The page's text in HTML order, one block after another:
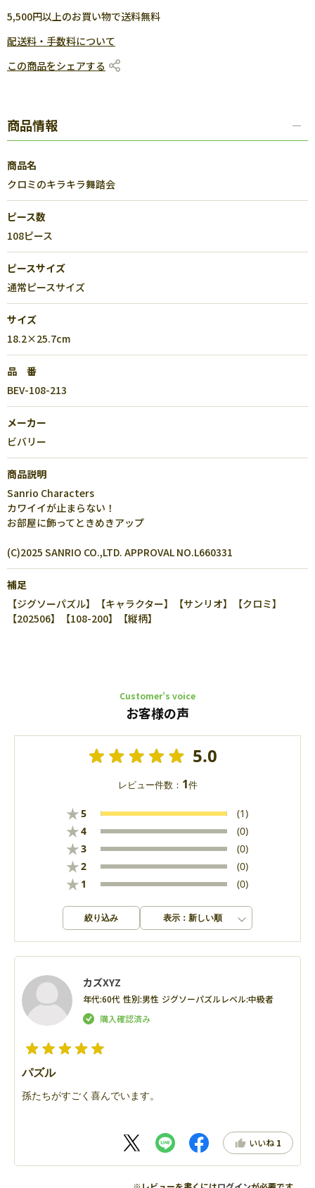
5,500円以上のお買い物で送料無料
配送料・手数料について
この商品をシェアする
商品情報
商品名
クロミのキラキラ舞踏会
ピース数
108ピース
ピースサイズ
通常ピースサイズ
サイズ
18.2×25.7cm
品 番
BEV-108-213
メーカー
ビバリー
商品説明
Sanrio Characters
カワイイが止まらない！
お部屋に飾ってときめきアップ
(C)2025 SANRIO CO.,LTD. APPROVAL NO.L660331
補足
【ジグソーパズル】【キャラクター】【サンリオ】【クロミ】
【202506】【108-200】【縦柄】
Customer’s voice
お客様の声
5.0
レビュー件数： 1件
★5 (1)
★4 (0)
★3 (0)
★2 (0)
★ 1 (0)
絞り込み 表示：新しい順
カズXYZ
年代:60代 性別:男性 ジグソーパズルレベル:中級者
パズル
孫たちがすごく喜んでいます。
いいね 1